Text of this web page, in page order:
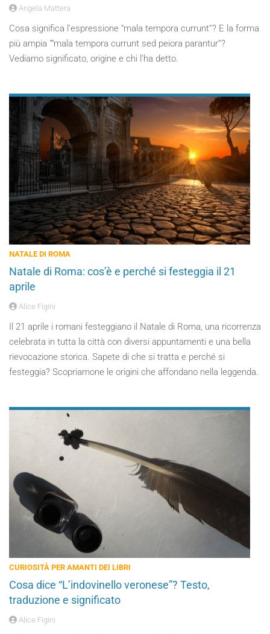
Angela Mattera
Cosa significa l’espressione “mala tempora currunt”? E la forma
più ampia "“mala tempora currunt sed peiora parantur”?
Vediamo significato, origine e chi l’ha detto.
NATALE DI ROMA
Natale di Roma: cos’è e perché si festeggia il 21
aprile
Alice Figini
Il 21 aprile i romani festeggiano il Natale di Roma, una ricorrenza
celebrata in tutta la città con diversi appuntamenti e una bella
rievocazione storica. Sapete di che si tratta e perché si
festeggia? Scopriamone le origini che affondano nella leggenda.
CURIOSITÀ PER AMANTI DEI LIBRI
Cosa dice “L’indovinello veronese”? Testo,
traduzione e significato
Alice Figini